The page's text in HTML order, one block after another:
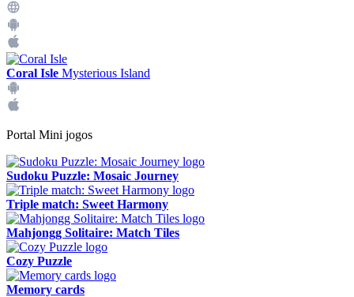
Coral Isle Mysterious Island
Portal Mini jogos
Sudoku Puzzle: Mosaic Journey
Triple match: Sweet Harmony
Mahjongg Solitaire: Match Tiles
Cozy Puzzle
Memory cards